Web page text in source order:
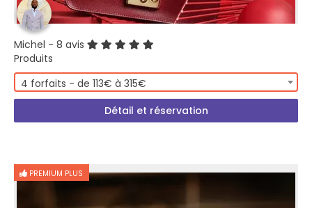
Michel - 8 avis
Produits
4 forfaits - de 113€ à 315€
Détail et réservation
PREMIUM PLUS